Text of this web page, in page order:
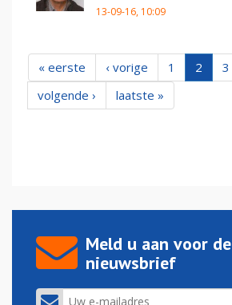
13-09-16, 10:09
« eerste ‹ vorige 1 2 3
volgende ›
laatste »
Meld u aan voor de
nieuwsbrief